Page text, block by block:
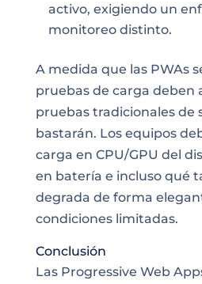
activo, exigiendo un
monitoreo distinto.
A medida que las PWAs
pruebas de carga deben
pruebas tradicionales de
bastarán. Los equipos
carga en CPU/GPU del
en batería e incluso qué
degrada de forma
condiciones limitadas.
Conclusión
Las Progressive Web